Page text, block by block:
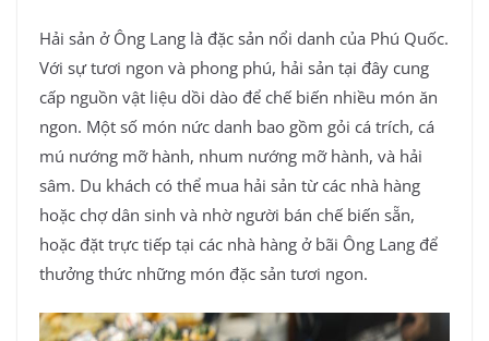
Hải sản ở Ông Lang là đặc sản nổi danh của Phú Quốc.
Với sự tươi ngon và phong phú, hải sản tại đây cung
cấp nguồn vật liệu dồi dào để chế biến nhiều món ăn
ngon. Một số món nức danh bao gồm gỏi cá trích, cá
mú nướng mỡ hành, nhum nướng mỡ hành, và hải
sâm. Du khách có thể mua hải sản từ các nhà hàng
hoặc chợ dân sinh và nhờ người bán chế biến sẵn,
hoặc đặt trực tiếp tại các nhà hàng ở bãi Ông Lang để
thưởng thức những món đặc sản tươi ngon.